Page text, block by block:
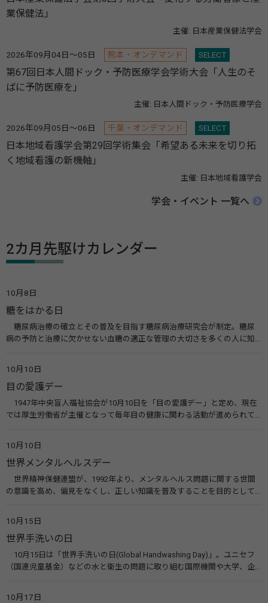
業保健法」
主催: 日本産業保健法学会
2026年09月04日～05日 熊本・オンデマンド SELECT
第67回日本人間ドック・予防医療学会学術大会「人生のそ
ばに予防医療を」
主催: 日本人間ドック・予防医療学会
2026年09月05日～06日 千葉・オンデマンド SELECT
日本地域看護学会第29回学術集会「希望ある未来を切り拓
く地域看護の新機軸」
主催: 日本地域看護学会
学会・イベント 一覧へ
2カ月先駆けカレンダー
10月8日
糖をはかる日
糖尿病治療の確立とその普及を目指す糖尿病治療研究会が制定。糖尿
病の予防と治療に欠かせない血糖の適正な管理の大切さを多くの人に知
療研究会） 糖尿病ネットワーク
10月10日
目の愛護デー
1947年中央盲人福祉協会が10月10日を「目の愛護デー」と定め、現在
では厚生労働省が主催となって毎年目の健康に関わる活動が進められて
会）
10月10日
世界メンタルヘルスデー
世界精神保健連盟が、1992年より、メンタルヘルス問題に関する世間
の意識を高め、偏見をなくし、正しい知識を普及することを目的として、
す。 関連リンク 世界メンタルヘルスデー（厚生労働省） 働く人のメンタ
ルヘルス・ポータルサイト「こころの耳」（厚生労働省）
10月15日
世界手洗いの日
10月15日は「世界手洗いの日(Global Handwashing Day)」。ユニセフ
（国連児童基金）などの水と衛生の問題に取り組む国際機関や大学、企
10月17日